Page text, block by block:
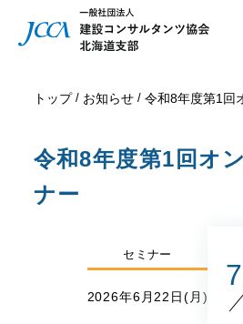
トップ お知らせ 令和8年度第1回
令和8年度第1回オ
ナー
セミナー
2026年6月22日(月)
7